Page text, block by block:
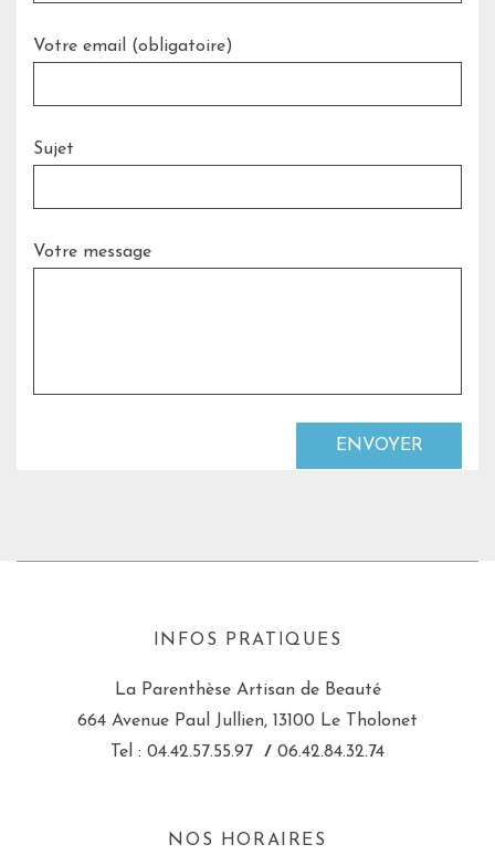
Votre email (obligatoire)
Sujet
Votre message
INFOS PRATIQUES
La Parenthèse Artisan de Beauté
664 Avenue Paul Jullien, 13100 Le Tholonet
Tel : 04.42.57.55.97 / 06.42.84.32.74
NOS HORAIRES